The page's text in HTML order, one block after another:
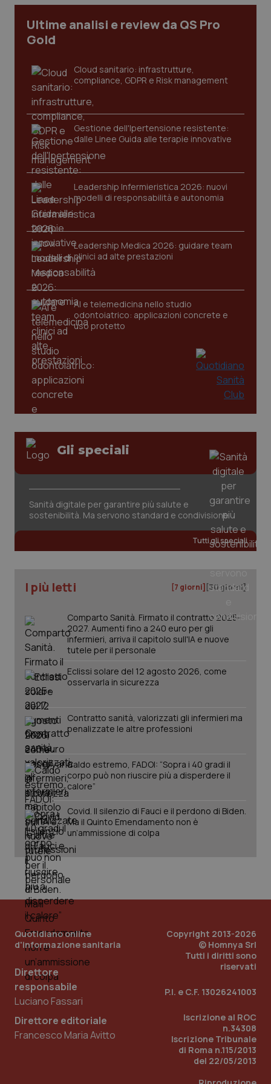
Ultime analisi e review da QS Pro
Gold
Cloud sanitario: infrastrutture,
compliance, GDPR e Risk management
Gestione dell'Ipertensione resistente:
dalle Linee Guida alle terapie innovative
Leadership Infermieristica 2026: nuovi
modelli di responsabilità e autonomia
Leadership Medica 2026: guidare team
clinici ad alte prestazioni
AI e telemedicina nello studio
odontoiatrico: applicazioni concrete e
uso protetto
Gli speciali
Sanità digitale per garantire più salute e
sostenibilità. Ma servono standard e condivisione
Tutti gli speciali
I più letti [7 giorni] [30 giorni]
Comparto Sanità. Firmato il contratto 2025-
2027. Aumenti fino a 240 euro per gli
infermieri, arriva il capitolo sull'IA e nuove
tutele per il personale
Eclissi solare del 12 agosto 2026, come
osservarla in sicurezza
Contratto sanità, valorizzati gli infermieri ma
penalizzate le altre professioni
Caldo estremo, FADOI: “Sopra i 40 gradi il
corpo può non riuscire più a disperdere il
calore”
Covid. Il silenzio di Fauci e il perdono di Biden.
Ma il Quinto Emendamento non è
un’ammissione di colpa
Quotidiano online
d'informazione sanitaria
Direttore
responsabile
Luciano Fassari
Direttore editoriale
Francesco Maria Avitto
Copyright 2013-2026
© Homnya Srl
Tutti i diritti sono
riservati
P.I. e C.F. 13026241003
Iscrizione al ROC
n.34308
Iscrizione Tribunale
di Roma n.115/2013
del 22/05/2013
sito web abilitandone funzionalità di base quali la
navigazione sulle pagine e l'accesso alle aree
protette del sito. Il sito web non è in grado di
Nome
Fornitore/
VISITOR_PRIVACY_METADATA
CookieScriptConsent
CookieScript
tracking-enable
tracking-sites-ironfish-
session-id
www.quotidianosanita.it
.quotidianosanita.it
PHPSESSID